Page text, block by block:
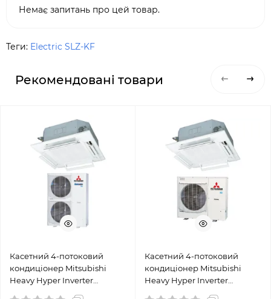
Немає запитань про цей товар.
Теги: Electric SLZ-KF
Рекомендовані товари
Касетний 4-потоковий
кондиціонер Mitsubishi
Heavy Hyper Inverter
Касетний 4-потоковий
кондиціонер Mitsubishi
Heavy Hyper Inverter